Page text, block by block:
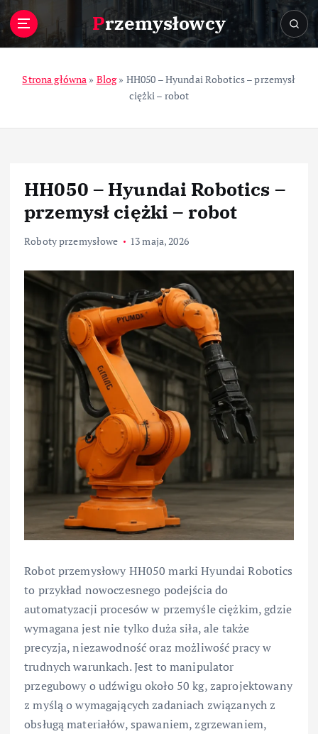
Przemysłowcy
Strona główna » Blog» HH050 – Hyundai Robotics – przemysł
ciężki – robot
HH050 – Hyundai Robotics –
przemysł ciężki – robot
Roboty przemysłowe 13 maja, 2026
Robot przemysłowy HH050 marki Hyundai Robotics
to przykład nowoczesnego podejścia do
automatyzacji procesów w przemyśle ciężkim, gdzie
wymagana jest nie tylko duża siła, ale także
precyzja, niezawodność oraz możliwość pracy w
trudnych warunkach. Jest to manipulator
przegubowy o udźwigu około 50 kg, zaprojektowany
z myślą o wymagających zadaniach związanych z
obsługą materiałów, spawaniem, zgrzewaniem,